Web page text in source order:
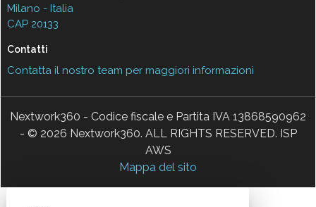
Milano - Italia
CAP 20133
Contatti
Contatta il nostro team per maggiori informazioni
Nextwork360 - Codice fiscale e Partita IVA 13868590962
- © 2026 Nextwork360. ALL RIGHTS RESERVED. ISP
AWS
Mappa del sito